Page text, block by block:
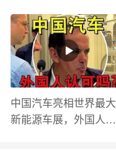
有哪些？
中国汽车亮相世界最大
新能源车展，外国人怎